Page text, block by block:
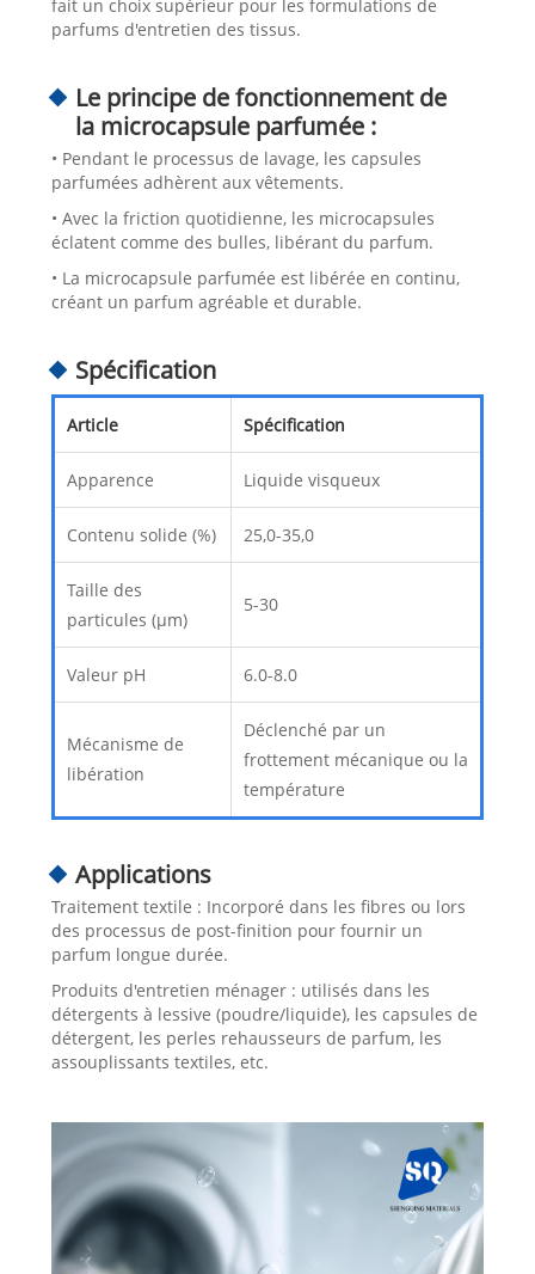
fait un choix supérieur pour les formulations de
parfums d'entretien des tissus.
Le principe de fonctionnement de
la microcapsule parfumée :
• Pendant le processus de lavage, les capsules
parfumées adhèrent aux vêtements.
• Avec la friction quotidienne, les microcapsules
éclatent comme des bulles, libérant du parfum.
• La microcapsule parfumée est libérée en continu,
créant un parfum agréable et durable.
Spécification
Article Spécification
Apparence Liquide visqueux
Contenu solide (%) 25,0-35,0
Taille des
particules (μm)
5-30
Valeur pH 6.0-8.0
Mécanisme de
libération
Déclenché par un
frottement mécanique ou la
température
Applications
Traitement textile : Incorporé dans les fibres ou lors
des processus de post-finition pour fournir un
parfum longue durée.
Produits d'entretien ménager : utilisés dans les
détergents à lessive (poudre/liquide), les capsules de
détergent, les perles rehausseurs de parfum, les
assouplissants textiles, etc.